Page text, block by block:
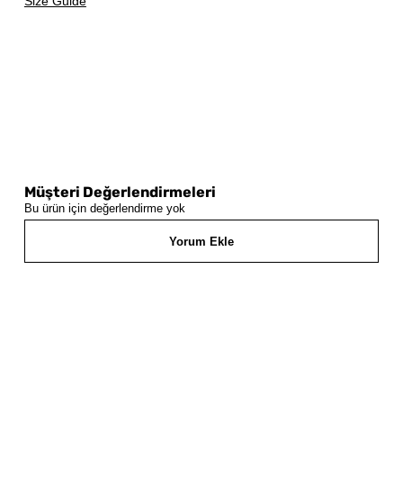
Müşteri Değerlendirmeleri
Bu ürün için değerlendirme yok
Yorum Ekle